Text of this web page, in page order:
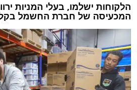
הלקוחות ישלמו, בעלי המניות
המכעיסה של חברת החשמל